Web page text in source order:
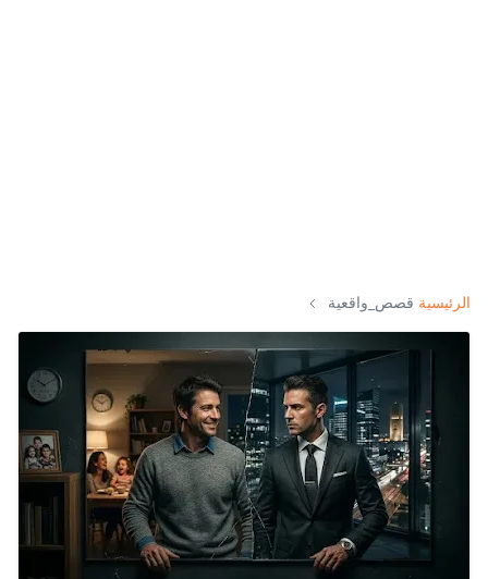
الرئيسية قصص_واقعية